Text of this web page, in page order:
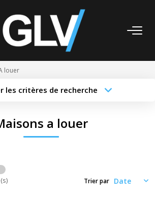
louer
les critères de recherche
a louer
Trier par